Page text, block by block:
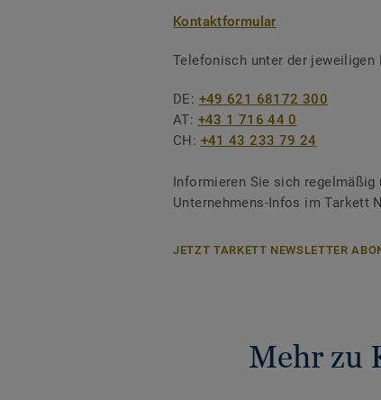
Kontaktformular
Telefonisch unter der jeweiligen
DE: +49 621 68172 300
AT: +43 1 716 44 0
CH: +41 43 233 79 24
Informieren Sie sich regelmäßig
Unternehmens-Infos im Tarkett
JETZT TARKETT NEWSLETTER
Mehr zu